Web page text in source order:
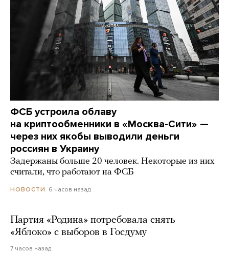
ФСБ устроила облаву
на криптообменники в «Москва-Сити» —
через них якобы выводили деньги
россиян в Украину
Задержаны больше 20 человек. Некоторые из них
считали, что работают на ФСБ
НОВОСТИ 6 часов назад
Партия «Родина» потребовала снять
«Яблоко» с выборов в Госдуму
7 часов назад